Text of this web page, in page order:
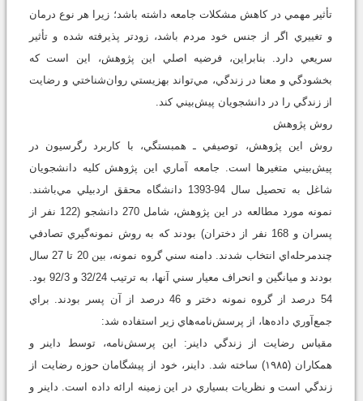
تأثير مهمي در کاهش مشکلات جامعه داشته باشد؛ زيرا هر نوع درمان
و تغييري اگر از جنس خود مردم باشد، زودتر پذيرفته شده و تأثير
سريعي دارد. بنابراين، فرضيه اصلي اين پژوهش، اين است که
بخشودگي و معنا در زندگي، مي‌تواند بهزيستي روان‌شناختي و رضايت
از زندگي را در دانشجويان پيش‌بيني کند.
روش پژوهش
روش اين پژوهش، توصيفي ـ همبستگي، با کاربرد رگرسيون در
پيش‌بيني متغيرها است. جامعه آماري اين پژوهش کليه دانشجويان
شاغل به تحصيل سال 94-1393 دانشگاه محقق اردبيلي مي‌باشند.
نمونه مورد مطالعه در اين پژوهش، شامل 270 دانشجو (122 نفر از
پسران و 168 نفر از دختران) بودند که به روش نمونه‌گيري تصادفي
چندمرحله‌اي انتخاب شدند. دامنه سني گروه نمونه، بين 20 تا 27 سال
بودند و ميانگين و انحراف معيار سني آنها، به ترتيب 32/24 و 92/3 بود.
54 درصد از گروه نمونه دختر و 46 درصد از آن پسر بودند. براي
جمع‌آوري داده‌ها، از پرسش‌نامه‌هاي زير استفاده شد:
مقياس رضايت از زندگي داينر: اين پرسش‌نامه، توسط داينر و
همكاران (۱۹۸۵) ساخته شد. داينر، خود از پيشگامان حوزه رضايت از
زندگي است و نظريات بسياري در اين زمينه ارائه داده است. داينر و